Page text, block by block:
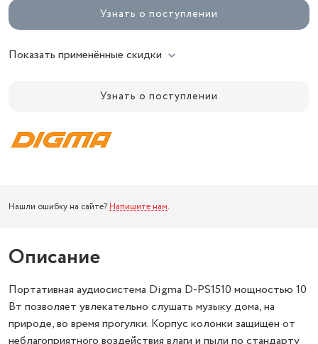
Узнать о поступлении
Показать применённые скидки
Узнать о поступлении
Нашли ошибку на сайте? Напишите нам.
Описание
Портативная аудиосистема Digma D-PS1510 мощностью 10
Вт позволяет увлекательно слушать музыку дома, на
природе, во время прогулки. Корпус колонки защищен от